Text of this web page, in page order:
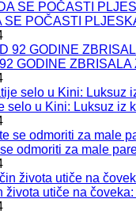
SE POČASTI
GODINE
selo u Kini: Luksuz iz
odmoriti za male
života utiče na